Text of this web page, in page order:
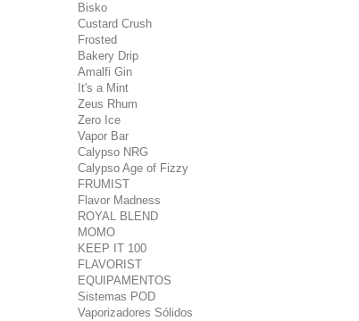
Bisko
Custard Crush
Frosted
Bakery Drip
Amalfi Gin
It's a Mint
Zeus Rhum
Zero Ice
Vapor Bar
Calypso NRG
Calypso Age of Fizzy
FRUMIST
Flavor Madness
ROYAL BLEND
MOMO
KEEP IT 100
FLAVORIST
EQUIPAMENTOS
Sistemas POD
Vaporizadores Sólidos